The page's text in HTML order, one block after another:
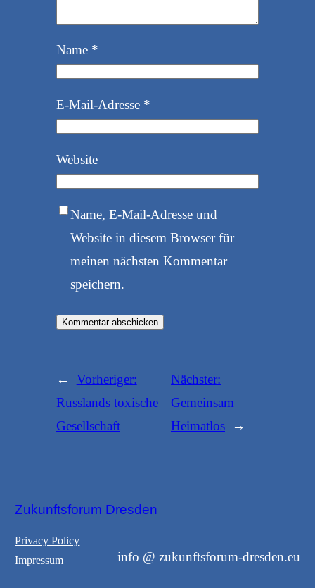
Name *
E-Mail-Adresse *
Website
Name, E-Mail-Adresse und
Website in diesem Browser für
meinen nächsten Kommentar
speichern.
←
Vorheriger:
Russlands toxische
Gesellschaft
Nächster:
Gemeinsam
Heimatlos
→
Zukunftsforum Dresden
Privacy Policy
Impressum
info @ zukunftsforum-dresden.eu